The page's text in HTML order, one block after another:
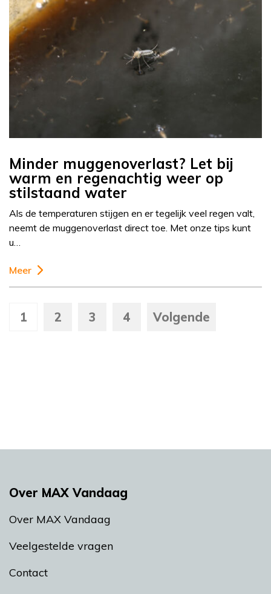
Minder muggenoverlast? Let bij
warm en regenachtig weer op
stilstaand water
Als de temperaturen stijgen en er tegelijk veel regen valt,
neemt de muggenoverlast direct toe. Met onze tips kunt
u…
Meer
1 2 3 4 Volgende
Over MAX Vandaag
Over MAX Vandaag
Veelgestelde vragen
Contact